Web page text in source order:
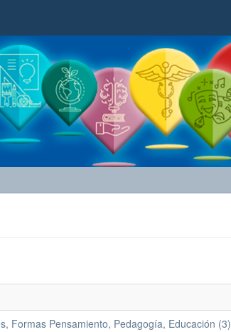
Formas Pensamiento, Pedagogía, Educación (3)